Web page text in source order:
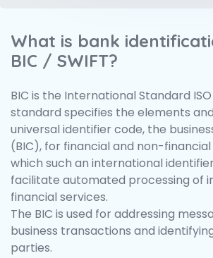
What is bank
BIC / SWIFT?
BIC is the International Standard ISO
standard specifies the elements
universal identifier code, the
(BIC), for financial and non-
which such an international
facilitate automated processing of
financial services.
The BIC is used for addressing
business transactions and
parties.